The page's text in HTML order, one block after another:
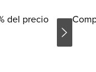
del precio